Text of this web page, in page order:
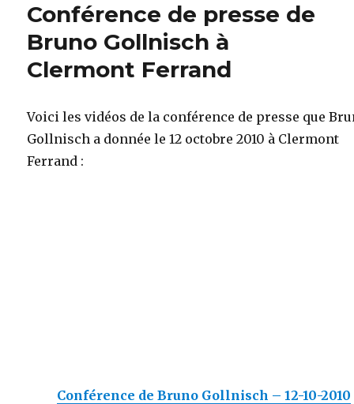
Conférence de presse de
Bruno Gollnisch à
Clermont Ferrand
Voici les vidéos de la conférence de presse que
Gollnisch a donnée le 12 octobre 2010 à Clermont
Ferrand :
Conférence de Bruno Gollnisch – 12-10-2010